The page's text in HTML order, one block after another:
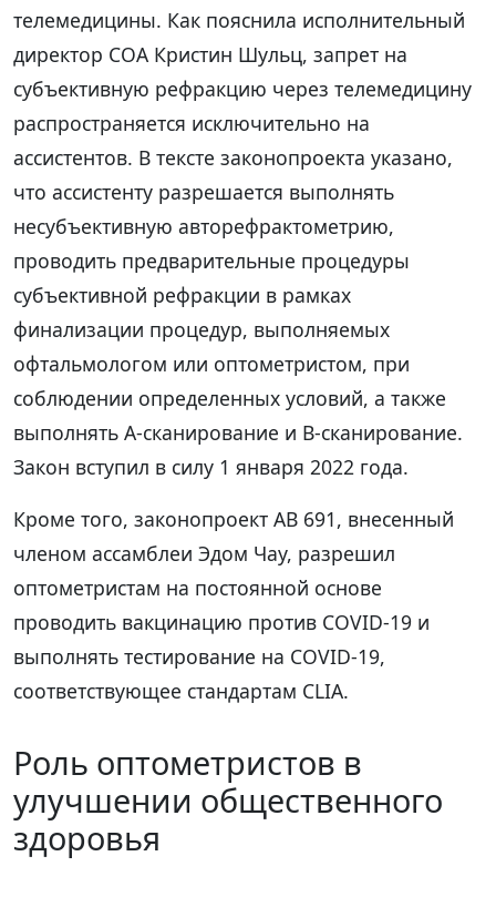
телемедицины. Как пояснила исполнительный
директор COA Кристин Шульц, запрет на
субъективную рефракцию через телемедицину
распространяется исключительно на
ассистентов. В тексте законопроекта указано,
что ассистенту разрешается выполнять
несубъективную авторефрактометрию,
проводить предварительные процедуры
субъективной рефракции в рамках
финализации процедур, выполняемых
офтальмологом или оптометристом, при
соблюдении определенных условий, а также
выполнять А-сканирование и В-сканирование.
Закон вступил в силу 1 января 2022 года.
Кроме того, законопроект AB 691, внесенный
членом ассамблеи Эдом Чау, разрешил
оптометристам на постоянной основе
проводить вакцинацию против COVID-19 и
выполнять тестирование на COVID-19,
соответствующее стандартам CLIA.
Роль оптометристов в
улучшении общественного
здоровья